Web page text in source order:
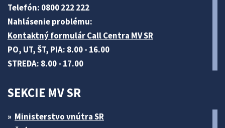
Telefón: 0800 222 222
Nahlásenie problému:
Kontaktný formulár Call Centra MV SR
PO, UT, ŠT, PIA: 8.00 - 16.00
STREDA: 8.00 - 17.00
SEKCIE MV SR
Ministerstvo vnútra SR